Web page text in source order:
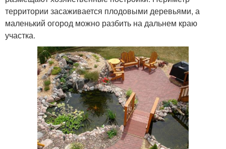
территории засаживается плодовыми деревьями, а
маленький огород можно разбить на дальнем краю
участка.